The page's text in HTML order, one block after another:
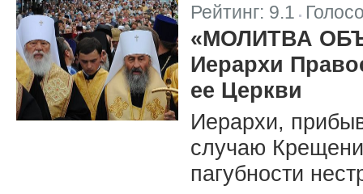
Рейтинг: 9.1 |
«МОЛИТВА
Иерархи
ее Церкви
Иерархи,
случаю
пагубности